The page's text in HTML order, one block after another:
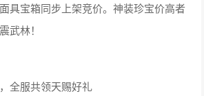
具宝箱同步上架竞价。神装珍宝价高者
武林！
全服共领天赐好礼